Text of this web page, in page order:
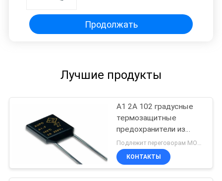
Продолжать
Лучшие продукты
A1 2A 102 градусные
термозащитные
предохранители из
сплава
Подлежит переговорам MOQ:5000pcs
КОНТАКТЫ